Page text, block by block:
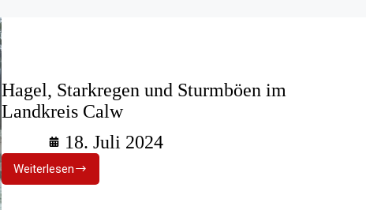
Hagel, Starkregen und Sturmböen im
Landkreis Calw
18. Juli 2024
Weiterlesen
Hagel,
Starkregen